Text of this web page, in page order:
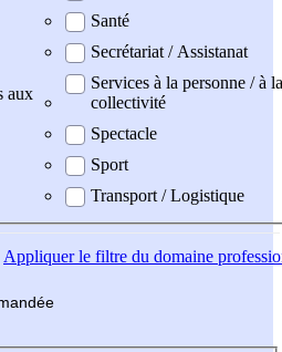
aux
Santé
Secrétariat / Assistanat
Services à la personne / à la
collectivité
Spectacle
Sport
Transport / Logistique
Appliquerle filtre du domaine